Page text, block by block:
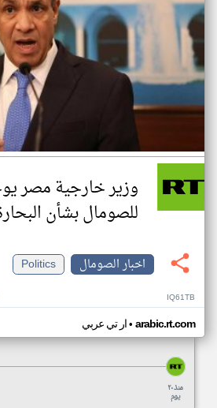
وزير خارجية مصر
للصومال بشأن
اخبار الصومال
Politics
IQ61TB
ار تي عربي• arabic.rt.com
منذ ٢٠
يوم